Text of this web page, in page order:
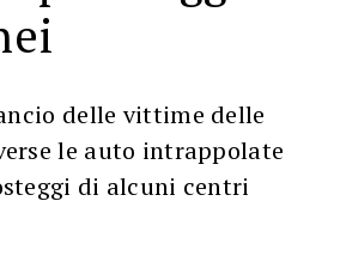
delle vittime delle
le auto intrappolate
di alcuni centri